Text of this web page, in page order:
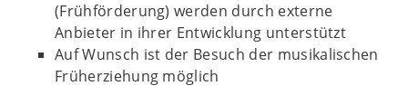
(Frühförderung) werden durch externe
Anbieter in ihrer Entwicklung unterstützt
Auf Wunsch ist der Besuch der musikalischen
Früherziehung möglich